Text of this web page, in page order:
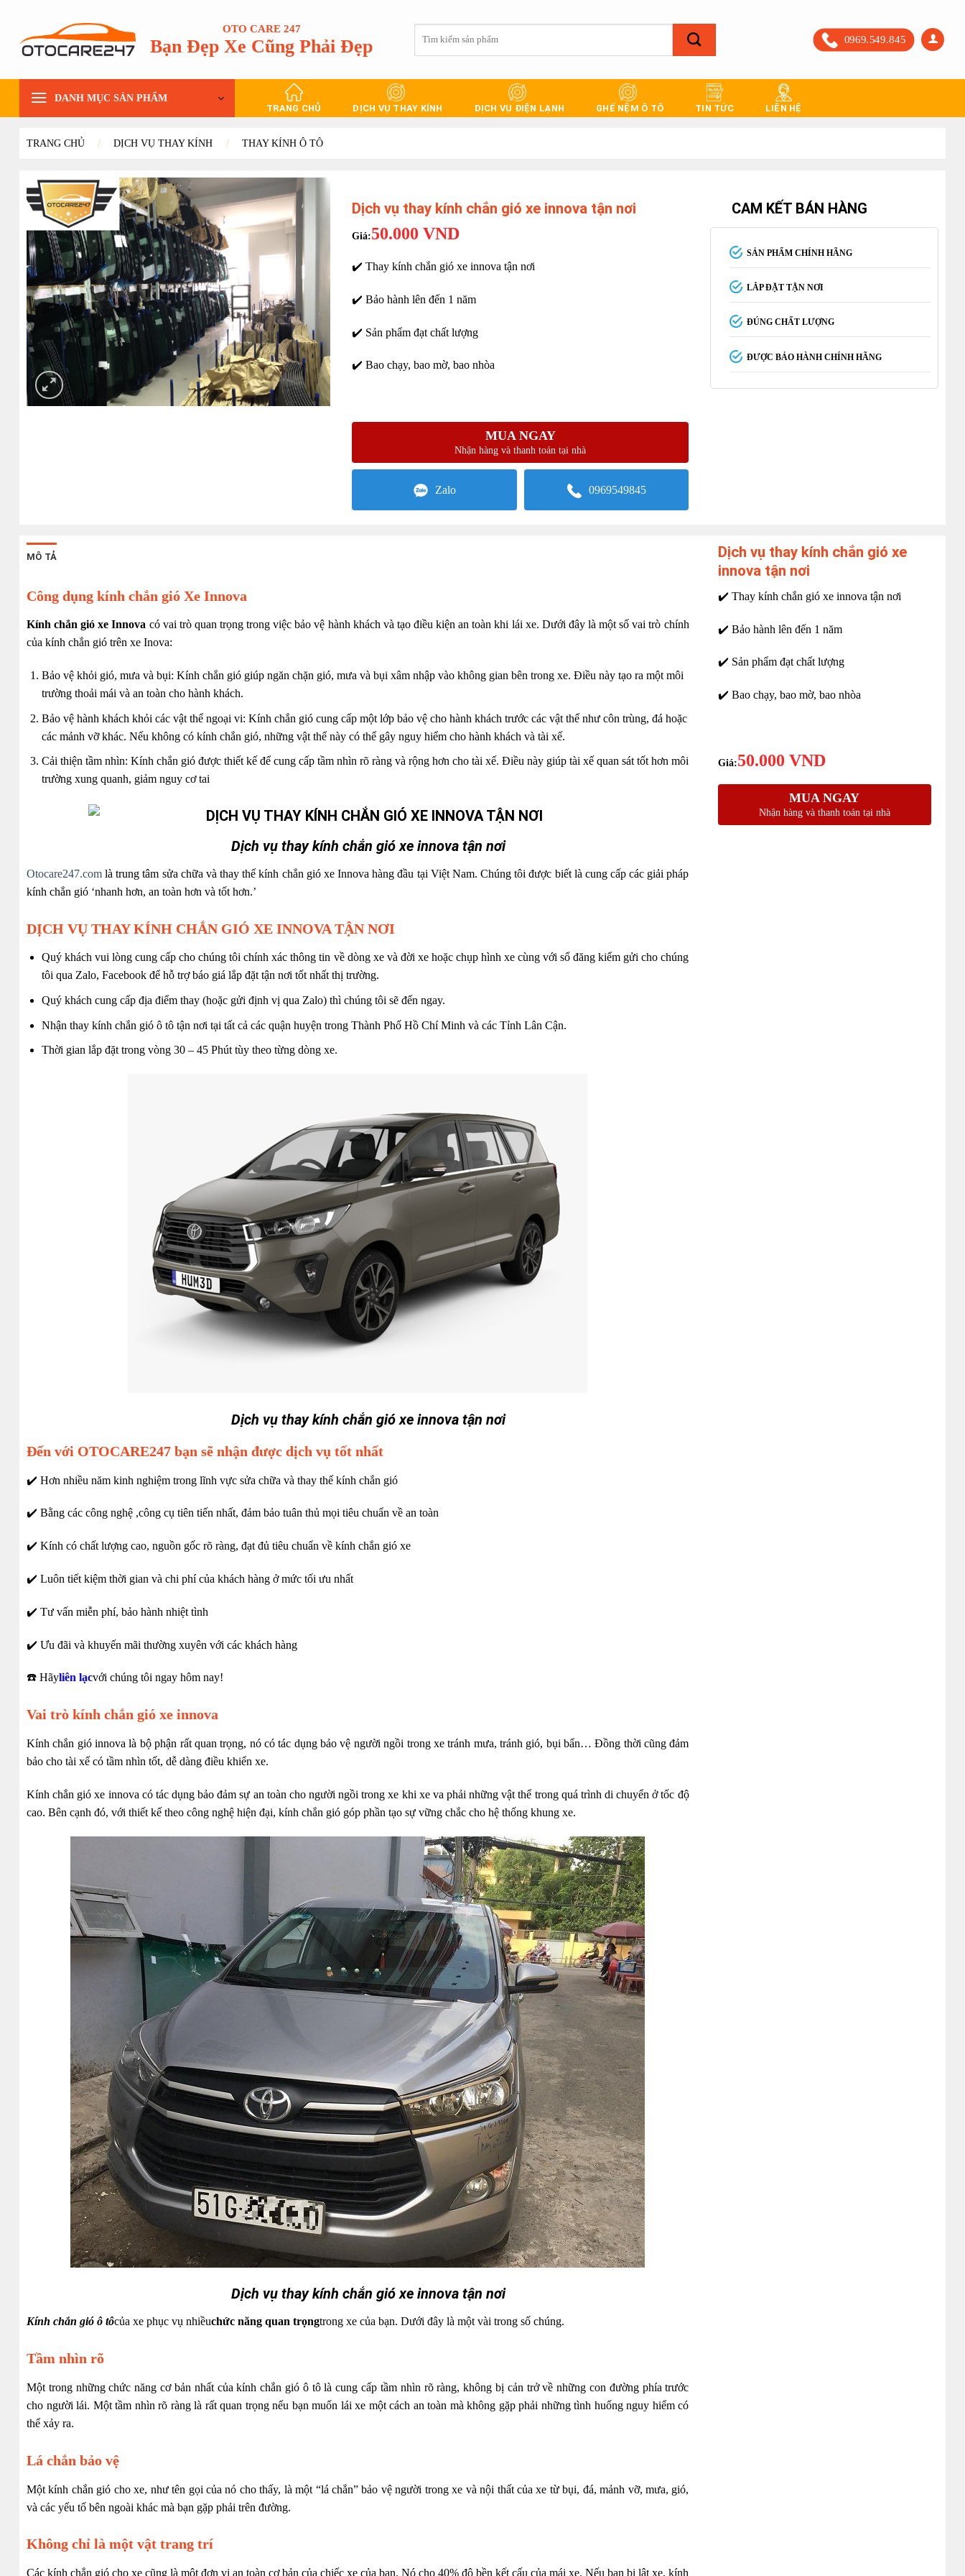
OTO CARE 247
Bạn Đẹp Xe Cũng Phải Đẹp
kiếm:
0969.549.845
DANH MỤC SẢN PHẨM
TRANG CHỦ DỊCH VỤ THAY KÍNH DỊCH VỤ ĐIỆN LẠNH GHẾ NỆM Ô TÔ TIN TỨC LIÊN HỆ
TRANG CHỦ / DỊCH VỤ THAY KÍNH / THAY KÍNH Ô TÔ
Dịch vụ thay kính chắn gió xe innova tận nơi
50.000VND
✔️ Thay kính chắn gió xe innova tận nơi
✔️ Bảo hành lên đến 1 năm
✔️ Sản phẩm đạt chất lượng
✔️ Bao chạy, bao mờ, bao nhòa
MUA NGAY
Nhận hàng và thanh toán tại nhà
Zalo 0969549845
CAM KẾT BÁN HÀNG
SẢN PHẨM CHÍNH HÃNG
LẮP ĐẶT TẬN NƠI
ĐÚNG CHẤT LƯỢNG
ĐƯỢC BẢO HÀNH CHÍNH HÃNG
MÔ TẢ
Công dụng kính chắn gió Xe Innova
Kính chắn gió xe Innova có vai trò quan trọng trong việc bảo vệ hành khách và tạo điều kiện an toàn khi lái xe. Dưới đây là một số vai trò chính
của kính chắn gió trên xe Inova:
Bảo vệ khỏi gió, mưa và bụi: Kính chắn gió giúp ngăn chặn gió, mưa và bụi xâm nhập vào không gian bên trong xe. Điều này tạo ra một môi
trường thoải mái và an toàn cho hành khách.
Bảo vệ hành khách khỏi các vật thể ngoại vi: Kính chắn gió cung cấp một lớp bảo vệ cho hành khách trước các vật thể như côn trùng, đá hoặc
các mảnh vỡ khác. Nếu không có kính chắn gió, những vật thể này có thể gây nguy hiểm cho hành khách và tài xế.
Cải thiện tầm nhìn: Kính chắn gió được thiết kế để cung cấp tầm nhìn rõ ràng và rộng hơn cho tài xế. Điều này giúp tài xế quan sát tốt hơn môi
trường xung quanh, giảm nguy cơ tai
Dịch vụ thay kính chắn gió xe innova tận nơi
Otocare247.com là trung tâm sửa chữa và thay thế kính chắn gió xe Innova hàng đầu tại Việt Nam. Chúng tôi được biết là cung cấp các giải pháp
kính chắn gió ‘nhanh hơn, an toàn hơn và tốt hơn.’
DỊCH VỤ THAY KÍNH CHẮN GIÓ XE INNOVA TẬN NƠI
Quý khách vui lòng cung cấp cho chúng tôi chính xác thông tin về dòng xe và đời xe hoặc chụp hình xe cùng với sổ đăng kiểm gửi cho chúng
tôi qua Zalo, Facebook để hỗ trợ báo giá lắp đặt tận nơi tốt nhất thị trường.
Quý khách cung cấp địa điểm thay (hoặc gửi định vị qua Zalo) thì chúng tôi sẽ đến ngay.
Nhận thay kính chắn gió ô tô tận nơi tại tất cả các quận huyện trong Thành Phố Hồ Chí Minh và các Tỉnh Lân Cận.
Thời gian lắp đặt trong vòng 30 – 45 Phút tùy theo từng dòng xe.
Dịch vụ thay kính chắn gió xe innova tận nơi
Đến với OTOCARE247 bạn sẽ nhận được dịch vụ tốt nhất
✔️ Hơn nhiều năm kinh nghiệm trong lĩnh vực sửa chữa và thay thế kính chắn gió
✔️ Bằng các công nghệ ,công cụ tiên tiến nhất, đảm bảo tuân thủ mọi tiêu chuẩn về an toàn
✔️ Kính có chất lượng cao, nguồn gốc rõ ràng, đạt đủ tiêu chuẩn về kính chắn gió xe
✔️ Luôn tiết kiệm thời gian và chi phí của khách hàng ở mức tối ưu nhất
✔️ Tư vấn miễn phí, bảo hành nhiệt tình
✔️ Ưu đãi và khuyến mãi thường xuyên với các khách hàng
☎️ Hãyliên lạcvới chúng tôi ngay hôm nay!
Vai trò kính chắn gió xe innova
Kính chắn gió innova là bộ phận rất quan trọng, nó có tác dụng bảo vệ người ngồi trong xe tránh mưa, tránh gió, bụi bẩn… Đồng thời cũng đảm
bảo cho tài xế có tầm nhìn tốt, dễ dàng điều khiển xe.
Kính chắn gió xe innova có tác dụng bảo đảm sự an toàn cho người ngồi trong xe khi xe va phải những vật thể trong quá trình di chuyển ở tốc độ
cao. Bên cạnh đó, với thiết kế theo công nghệ hiện đại, kính chắn gió góp phần tạo sự vững chắc cho hệ thống khung xe.
Dịch vụ thay kính chắn gió xe innova tận nơi
Kính chắn gió ô tôcủa xe phục vụ nhiềuchức năng quan trọngtrong xe của bạn. Dưới đây là một vài trong số chúng.
Tầm nhìn rõ
Một trong những chức năng cơ bản nhất của kính chắn gió ô tô là cung cấp tầm nhìn rõ ràng, không bị cản trở về những con đường phía trước
cho người lái. Một tầm nhìn rõ ràng là rất quan trọng nếu bạn muốn lái xe một cách an toàn mà không gặp phải những tình huống nguy hiểm có
thể xảy ra.
Lá chắn bảo vệ
Một kính chắn gió cho xe, như tên gọi của nó cho thấy, là một “lá chắn” bảo vệ người trong xe và nội thất của xe từ bụi, đá, mảnh vỡ, mưa, gió,
và các yếu tố bên ngoài khác mà bạn gặp phải trên đường.
Không chỉ là một vật trang trí
Các kính chắn gió cho xe cũng là một đơn vị an toàn cơ bản của chiếc xe của bạn. Nó cho 40% độ bền kết cấu của mái xe. Nếu bạn bị lật xe, kính
Dịch vụ thay kính chắn gió xe
innova tận nơi
✔️ Thay kính chắn gió xe innova tận nơi
✔️ Bảo hành lên đến 1 năm
✔️ Sản phẩm đạt chất lượng
✔️ Bao chạy, bao mờ, bao nhòa
50.000 VND
MUA NGAY
Nhận hàng và thanh toán tại nhà